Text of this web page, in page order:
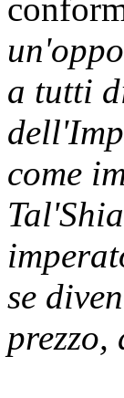
a tutti
come
se
prezzo,